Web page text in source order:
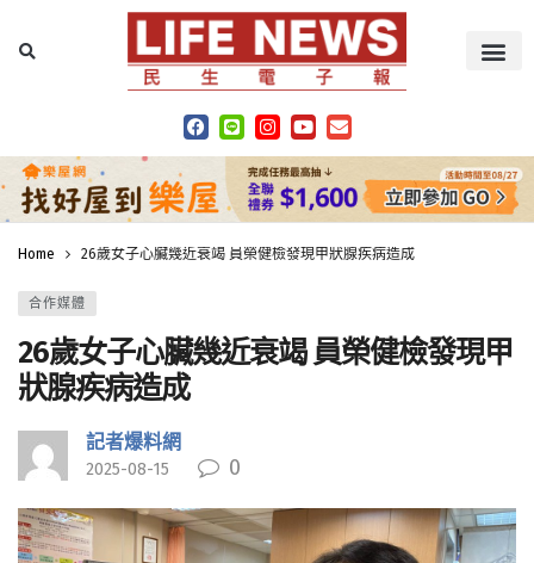
Home 26歲女子心臟幾近衰竭 員榮健檢發現甲狀腺疾病造成
合作媒體
26歲女子心臟幾近衰竭 員榮健檢發現甲
狀腺疾病造成
記者爆料網
2025-08-15 0